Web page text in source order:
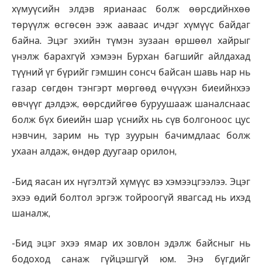
хүмуүсийн элдэв ярианаас болж өөрсдийнхөө
төрүүлж өсгөсөн ээж ааваас ичдэг хүмүүс байдаг
байна. Эцэг эхийн түмэн зузаан өршөөл хайрыг
үнэлж барахгүй хэмээн Бурхан багшийг айлдахад
түүний үг бүрийг гэмшин сонсч байсан шавь нар нь
газар сөгдөн тэнгэрт мөргөөд өчүүхэн биеийнхээ
өвчүүг дэлдэж, өөрсдийгөө буруушааж шаналснаас
болж бүх биеийн шар үснийх нь сүв болгоноос цус
нэвчин, зарим нь түр зуурын бачимдлаас болж
ухаан алдаж, өндөр дуугаар орилон,
-Бид яасан их нүгэлтэй хүмүүс вэ хэмээцгээлээ. Эцэг
эхээ өдий болтол эргэж тойроогүй явагсад нь ихэд
шаналж,
-Бид эцэг эхээ ямар их зовлон эдэлж байсныг нь
бодоход санаж гүйцэшгүй юм. Энэ бүгдийг